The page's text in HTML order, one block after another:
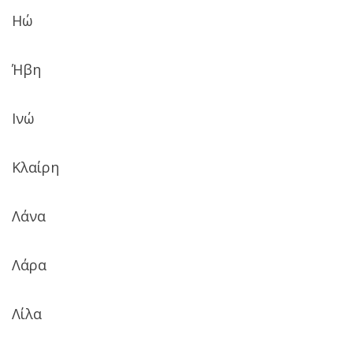
Ηώ
Ήβη
Ινώ
Κλαίρη
Λάνα
Λάρα
Λίλα